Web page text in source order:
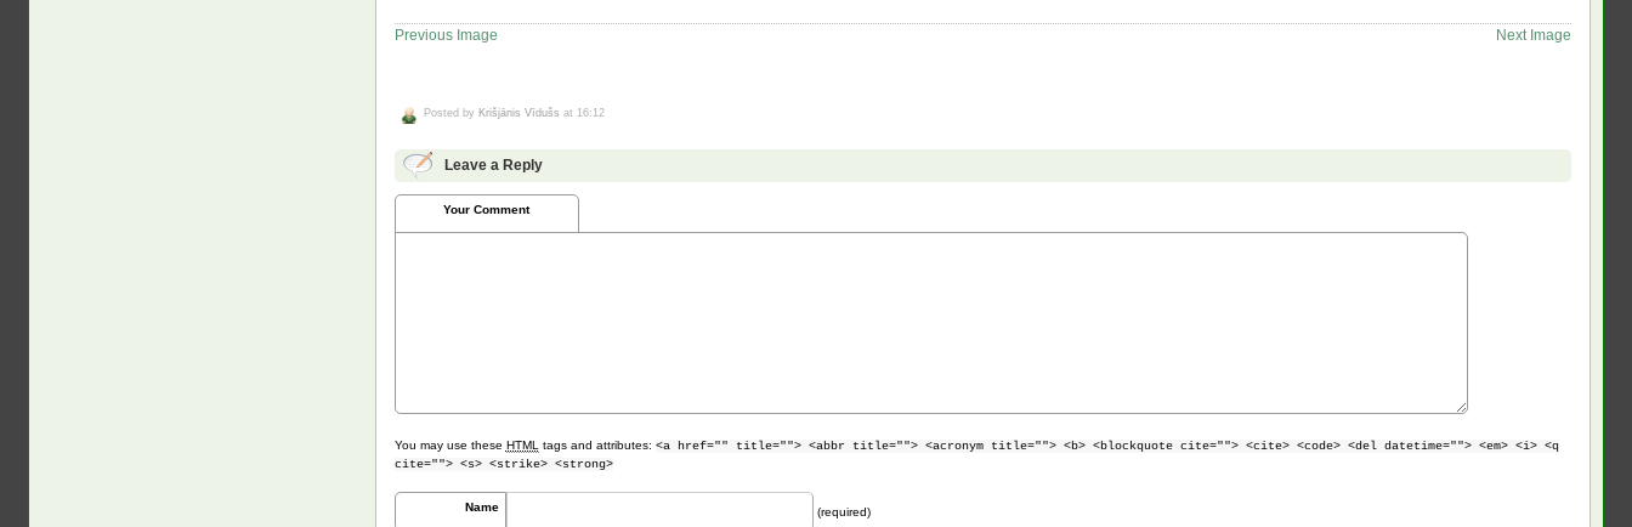
Previous Image Next Image
Posted by Krišjānis Vīdušs at 16:12
Leave a Reply
Your Comment
You may use these HTML tags and attributes: <a href="" title=""> <abbr title=""> <acronym title=""> <b> <blockquote cite=""> <cite> <code> <del datetime=""> <em> <i> <q
cite=""> <s> <strike> <strong>
Name (required)